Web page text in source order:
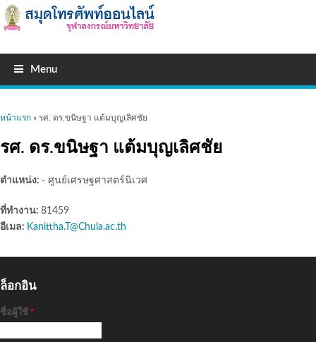
Menu
คุณอยู่ที่นี่
หน้าแรก » รศ. ดร.ขนิษฐา แต้มบุญเลิศชัย
รศ. ดร.ขนิษฐา แต้มบุญเลิศชัย
ตำแหน่ง: - ศูนย์เศรษฐศาสตร์นิเวศ
ที่ทำงาน: 81459
อีเมล: Kanittha.T@Chula.ac.th
ล็อกอิน
ชื่อผู้ใช้ *